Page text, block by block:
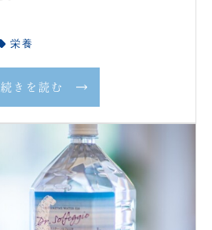
栄養
続きを読む